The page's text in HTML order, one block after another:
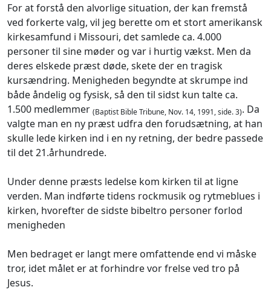
For at forstå den alvorlige situation, der kan fremstå
ved forkerte valg, vil jeg berette om et stort amerikansk
kirkesamfund i Missouri, det samlede ca. 4.000
personer til sine møder og var i hurtig vækst. Men da
deres elskede præst døde, skete der en tragisk
kursændring. Menigheden begyndte at skrumpe ind
både åndelig og fysisk, så den til sidst kun talte ca.
1.500 medlemmer (Baptist Bible Tribune, Nov. 14, 1991, side. 3). Da
valgte man en ny præst udfra den forudsætning, at han
skulle lede kirken ind i en ny retning, der bedre passede
til det 21.århundrede.
Under denne præsts ledelse kom kirken til at ligne
verden. Man indførte tidens rockmusik og rytmeblues i
kirken, hvorefter de sidste bibeltro personer forlod
menigheden
Men bedraget er langt mere omfattende end vi måske
tror, idet målet er at forhindre vor frelse ved tro på
Jesus.